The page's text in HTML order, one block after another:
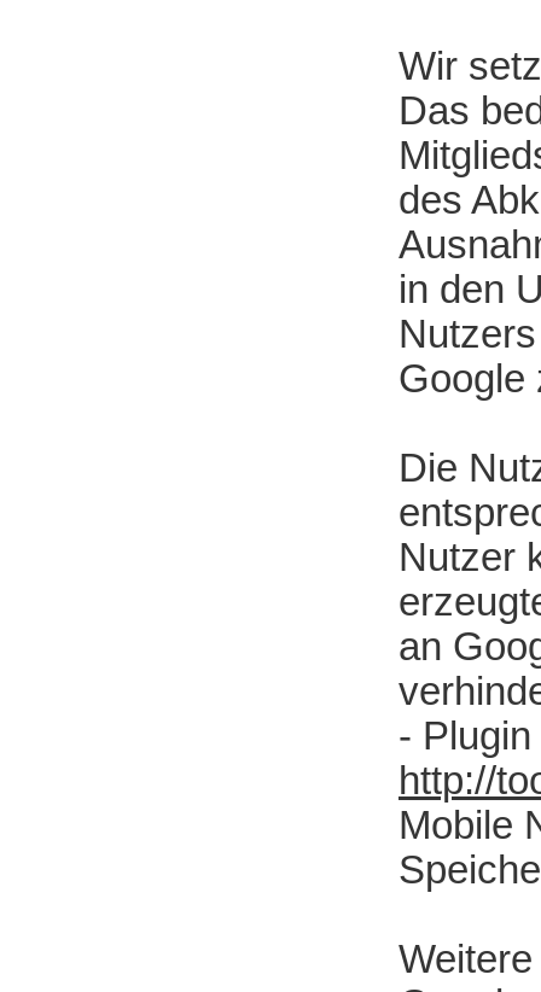
Wir
Das
des
in den
Google
Die
Nutzer
an
-
http://
Mobile